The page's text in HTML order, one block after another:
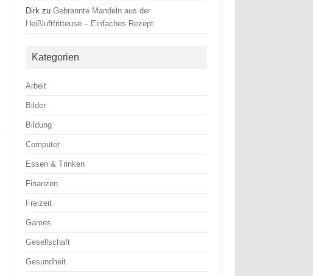
Dirk zuGebrannte Mandeln aus der
Heißluftfritteuse – Einfaches Rezept
Kategorien
Arbeit
Bilder
Bildung
Computer
Essen & Trinken
Finanzen
Freizeit
Games
Gesellschaft
Gesundheit